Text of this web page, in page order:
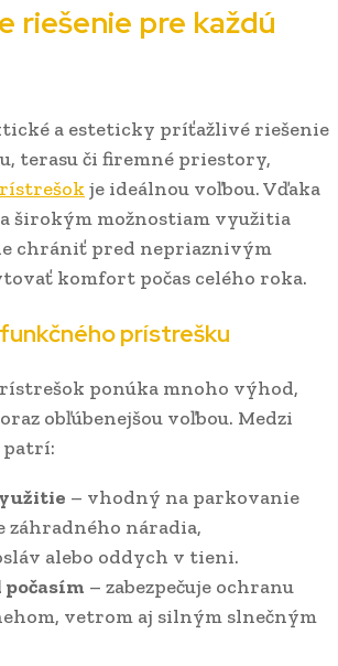
riešenie pre každú
a esteticky príťažlivé riešenie
terasu či firemné priestory,
je ideálnou voľbou. Vďaka
širokým možnostiam využitia
chrániť pred nepriaznivým
komfort počas celého roka.
prístrešku
ponúka mnoho výhod,
obľúbenejšou voľbou. Medzi
patrí:
– vhodný na parkovanie
záhradného náradia,
alebo oddych v tieni.
– zabezpečuje ochranu
vetrom aj silným slnečným